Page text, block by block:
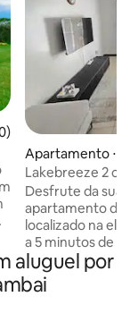
avaliação média
Apartamento ⋅
Lakebreeze 2
privativo milimani
Desfrute da sua
apartamento de 2
localizado na
a 5 minutos de
Westend, que
Chandarana
Hotel, a 2
aluguel por